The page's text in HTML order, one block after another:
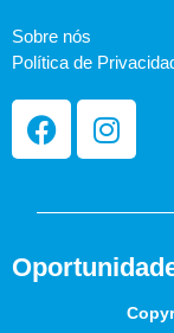
Sobre nós
Política de